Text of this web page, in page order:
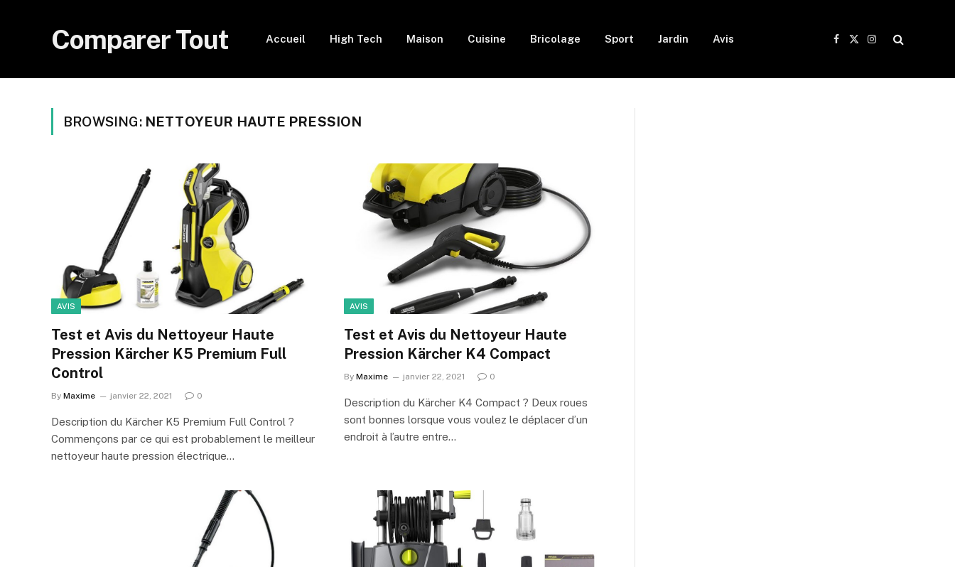
Comparer Tout Accueil High Tech Maison Cuisine Bricolage Sport Jardin Avis
Facebook
X
Instagram
BROWSING: NETTOYEUR HAUTE PRESSION
AVIS
Test et Avis du Nettoyeur Haute
Pression Kärcher K5 Premium Full
Control
By Maxime janvier 22, 2021 0
Description du Kärcher K5 Premium Full Control ?
Commençons par ce qui est probablement le meilleur
nettoyeur haute pression électrique…
AVIS
Test et Avis du Nettoyeur Haute
Pression Kärcher K4 Compact
By Maxime janvier 22, 2021 0
Description du Kärcher K4 Compact ? Deux roues
sont bonnes lorsque vous voulez le déplacer d’un
endroit à l’autre entre…